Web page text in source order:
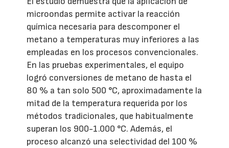
microondas permite activar la reacción
química necesaria para descomponer el
metano a temperaturas muy inferiores a las
empleadas en los procesos convencionales.
En las pruebas experimentales, el equipo
logró conversiones de metano de hasta el
80 % a tan solo 500 °C, aproximadamente la
mitad de la temperatura requerida por los
métodos tradicionales, que habitualmente
superan los 900-1.000 °C. Además, el
proceso alcanzó una selectividad del 100 %